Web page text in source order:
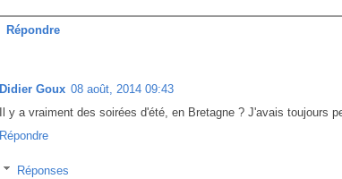
Répondre
Didier Goux 08 août, 2014 09:43
Il y a vraiment des soirées d'été, en Bretagne ? J'avais toujours
Répondre
Réponses